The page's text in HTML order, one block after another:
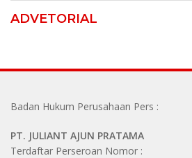
ADVETORIAL
Badan Hukum Perusahaan Pers :
PT. JULIANT AJUN PRATAMA
Terdaftar Perseroan Nomor :